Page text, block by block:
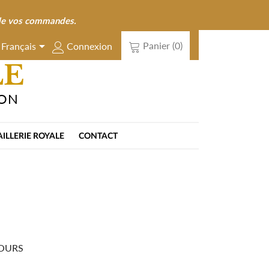
vos commandes.
Français Connexion Panier (0)
ROYALE CONTACT